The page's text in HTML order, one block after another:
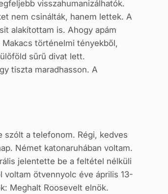
visszahumanizálhatók.
nem csinálták, hanem lettek. A
alakítottam is. Ahogy apám
történelmi tényekből,
sűrű divat lett.
tiszta maradhasson. A
a telefonom. Régi, kedves
Német katonaruhában voltam.
jelentette be a feltétel nélküli
voltam ötvennyolc éve április 13-
Meghalt Roosevelt elnök.